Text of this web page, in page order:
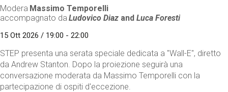
Modera Massimo Temporelli
accompagnato da Ludovico Diaz andLuca Foresti
15 Ott 2026 / 19:00 - 22:00
STEP presenta una serata speciale dedicata a "Wall-E", diretto
da Andrew Stanton. Dopo la proiezione seguirà una
conversazione moderata da Massimo Temporelli con la
partecipazione di ospiti d'eccezione.